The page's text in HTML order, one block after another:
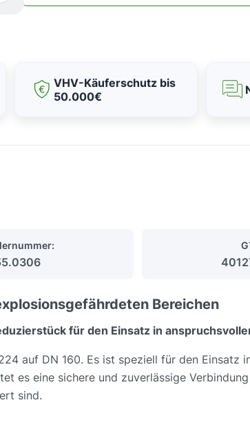
VHV-Käuferschutz bis
50.000€
Bereichen
für den Einsatz in
auf DN 160. Es ist speziell für den Einsatz
es eine sichere und zuverlässige
sind.